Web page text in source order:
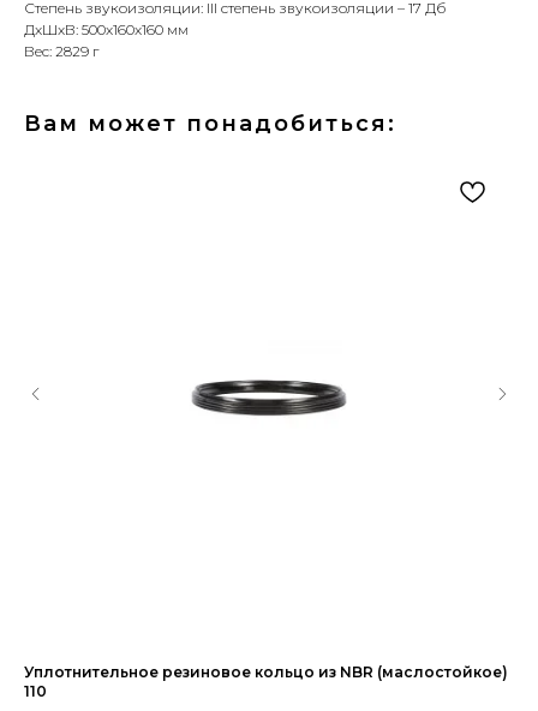
Степень звукоизоляции: III степень звукоизоляции – 17 Дб
ДxШxВ: 500x160x160 мм
Вес: 2829 г
Вам может понадобиться:
Уплотнительное резиновое кольцо из NBR (маслостойкое)
110